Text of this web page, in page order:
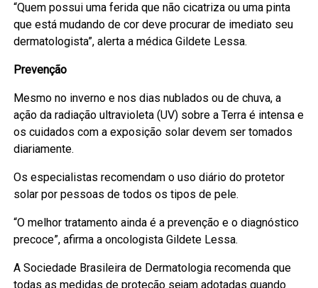
“Quem possui uma ferida que não cicatriza ou uma pinta
que está mudando de cor deve procurar de imediato seu
dermatologista”, alerta a médica Gildete Lessa.
Prevenção
Mesmo no inverno e nos dias nublados ou de chuva, a
ação da radiação ultravioleta (UV) sobre a Terra é intensa e
os cuidados com a exposição solar devem ser tomados
diariamente.
Os especialistas recomendam o uso diário do protetor
solar por pessoas de todos os tipos de pele.
“O melhor tratamento ainda é a prevenção e o diagnóstico
precoce”, afirma a oncologista Gildete Lessa.
A Sociedade Brasileira de Dermatologia recomenda que
todas as medidas de proteção sejam adotadas quando